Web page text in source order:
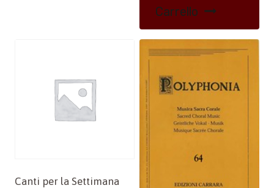
Carrello
Canti per la Settimana